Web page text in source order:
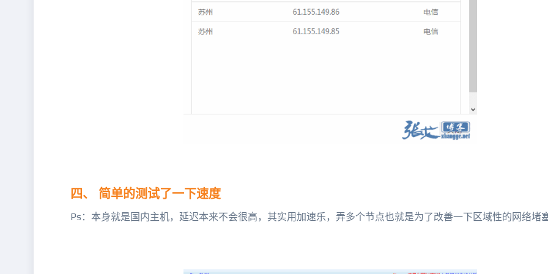
四、 简单的测试了一下速度
Ps：本身就是国内主机，延迟本来不会很高，其实用加速乐，弄多个节点也就是为了改善一下区域性的网络堵